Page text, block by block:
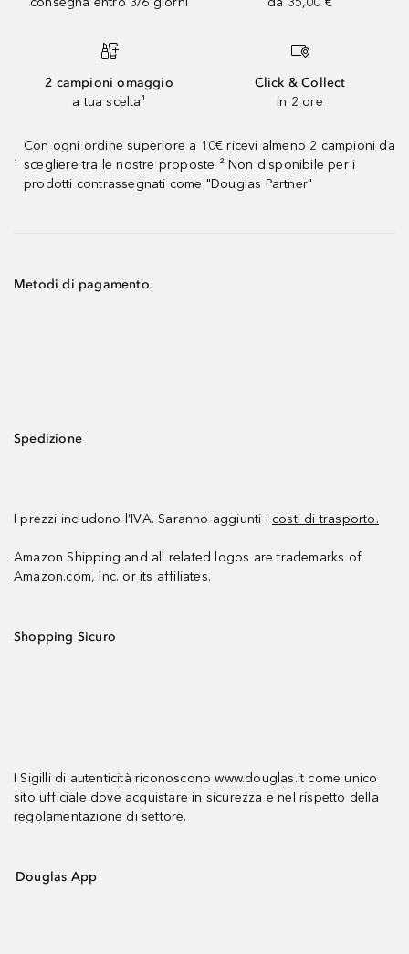
2 campioni omaggio
a tua scelta¹
Click & Collect
in 2 ore
¹
Con ogni ordine superiore a 10€ ricevi almeno 2 campioni da
scegliere tra le nostre proposte ² Non disponibile per i
prodotti contrassegnati come "Douglas Partner"
Metodi di pagamento
Spedizione
I prezzi includono l’IVA. Saranno aggiunti i costi di trasporto.
Amazon Shipping and all related logos are trademarks of
Amazon.com, Inc. or its affiliates.
Shopping Sicuro
I Sigilli di autenticità riconoscono www.douglas.it come unico
sito ufficiale dove acquistare in sicurezza e nel rispetto della
regolamentazione di settore.
Douglas App